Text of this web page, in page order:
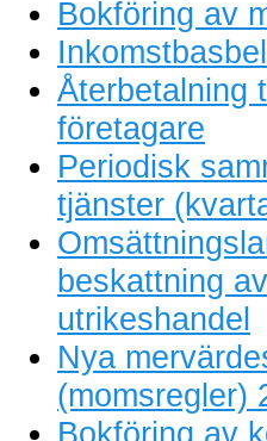
Bokföring av
Återbetalning
företagare
Periodisk
tjänster
beskattning
utrikeshandel
Nya
(momsregler)
Bokföring av